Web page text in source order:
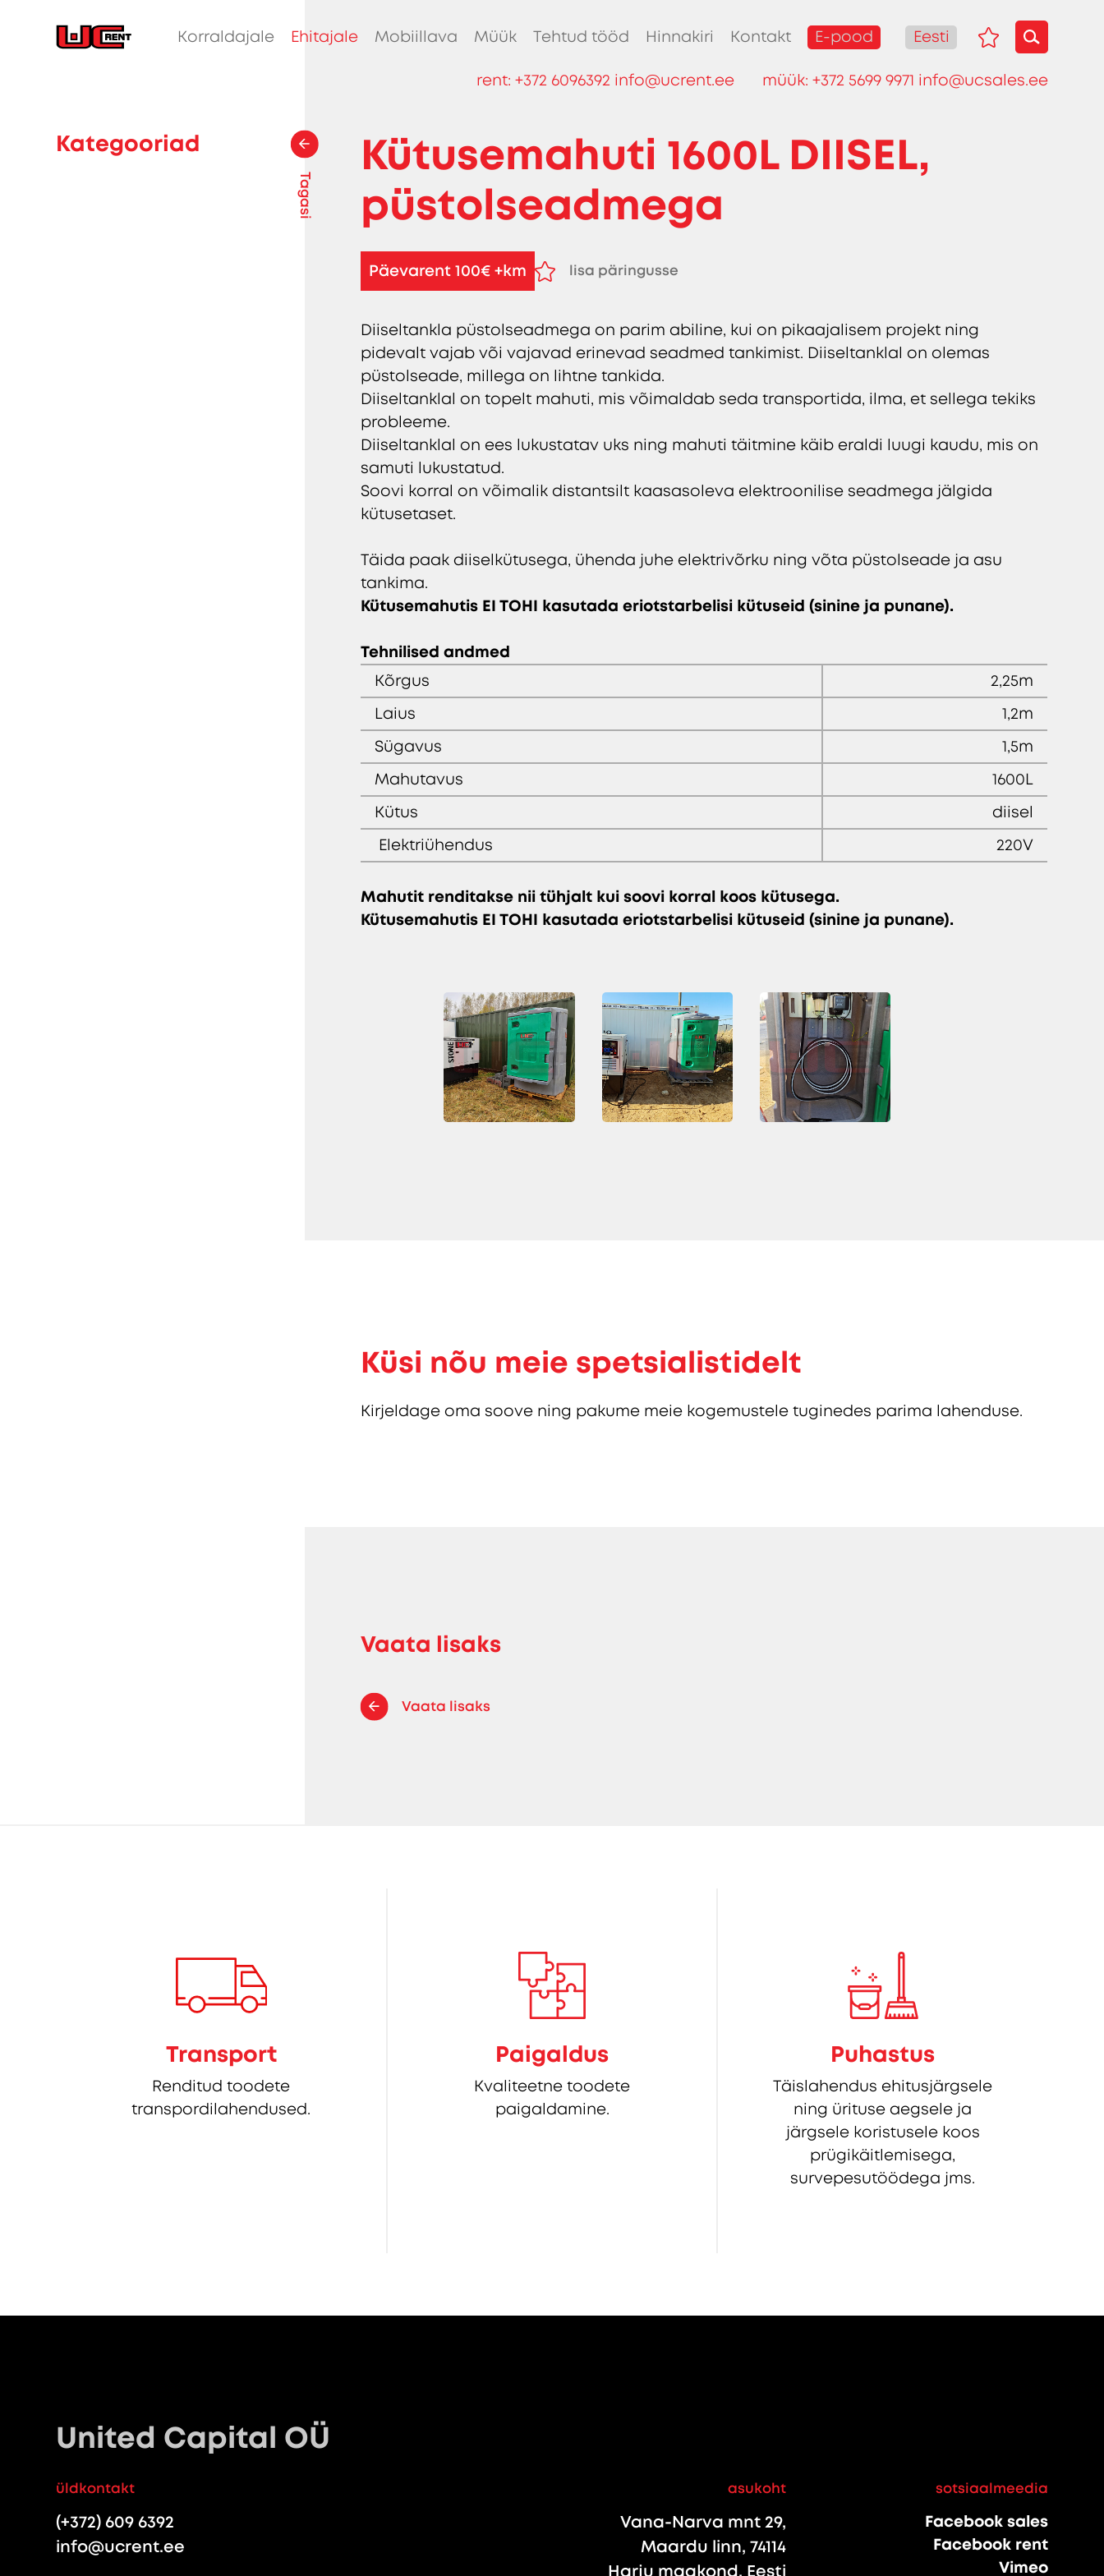
Korraldajale Ehitajale Mobiillava Müük Tehtud tööd Hinnakiri Kontakt E-pood Eesti
rent: +372 6096392 info@ucrent.ee müük: +372 5699 9971 info@ucsales.ee
Tagasi
Kategooriad
Kütusemahuti 1600L DIISEL,
püstolseadmega
Päevarent 100€ +km
lisa päringusse
Diiseltankla püstolseadmega on parim abiline, kui on pikaajalisem projekt ning
pidevalt vajab või vajavad erinevad seadmed tankimist. Diiseltanklal on olemas
püstolseade, millega on lihtne tankida.
Diiseltanklal on topelt mahuti, mis võimaldab seda transportida, ilma, et sellega tekiks
probleeme.
Diiseltanklal on ees lukustatav uks ning mahuti täitmine käib eraldi luugi kaudu, mis on
samuti lukustatud.
Soovi korral on võimalik distantsilt kaasasoleva elektroonilise seadmega jälgida
kütusetaset.
Täida paak diiselkütusega, ühenda juhe elektrivõrku ning võta püstolseade ja asu
tankima.
Kütusemahutis EI TOHI kasutada eriotstarbelisi kütuseid (sinine ja punane).
Tehnilised andmed
Kõrgus
2,25m
Laius
1,2m
Sügavus
1,5m
Mahutavus
1600L
Kütus
diisel
Elektriühendus
220V
Mahutit renditakse nii tühjalt kui soovi korral koos kütusega.
Kütusemahutis EI TOHI kasutada eriotstarbelisi kütuseid (sinine ja punane).
Küsi nõu meie spetsialistidelt
Kirjeldage oma soove ning pakume meie kogemustele tuginedes parima lahenduse.
Vaata lisaks
Vaata lisaks
Transport
Renditud toodete
transpordilahendused.
Paigaldus
Kvaliteetne toodete
paigaldamine.
Puhastus
Täislahendus ehitusjärgsele
ning ürituse aegsele ja
järgsele koristusele koos
prügikäitlemisega,
survepesutöödega jms.
United Capital OÜ
üldkontakt
(+372) 609 6392
info@ucrent.ee
asukoht
Vana-Narva mnt 29,
Maardu linn, 74114
Harju maakond, Eesti
sotsiaalmeedia
Facebook sales
Facebook rent
Vimeo